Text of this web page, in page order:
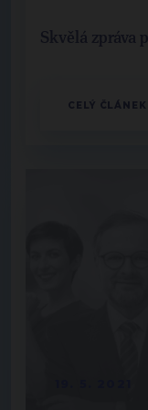
Skvělá zpráva
CELÝ ČLÁNEK